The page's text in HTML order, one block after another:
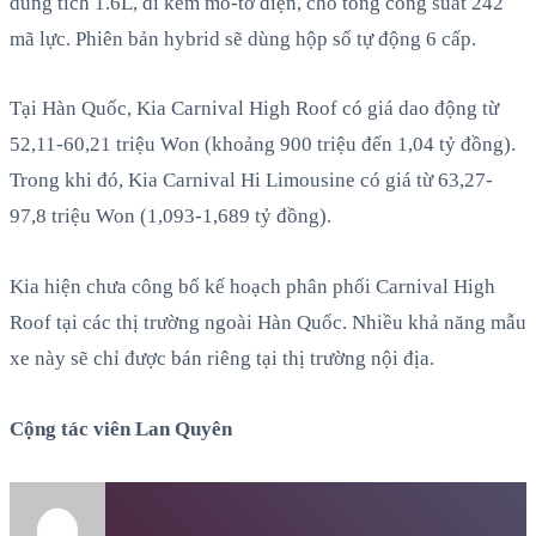
mã lực. Phiên bản hybrid sẽ dùng hộp số tự động 6 cấp.
Tại Hàn Quốc, Kia Carnival High Roof có giá dao động từ
52,11-60,21 triệu Won (khoảng 900 triệu đến 1,04 tỷ đồng).
Trong khi đó, Kia Carnival Hi Limousine có giá từ 63,27-
97,8 triệu Won (1,093-1,689 tỷ đồng).
Kia hiện chưa công bố kế hoạch phân phối Carnival High
Roof tại các thị trường ngoài Hàn Quốc. Nhiều khả năng mẫu
xe này sẽ chỉ được bán riêng tại thị trường nội địa.
Cộng tác viên Lan Quyên